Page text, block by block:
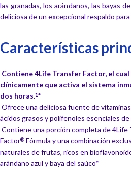
las granadas, los arándanos, las bayas
deliciosa de un excepcional respaldo
Características
Contiene 4Life Transfer Factor, el
clínicamente que activa el sistema
dos horas.1 *
Ofrece una deliciosa fuente de
ácidos grasos y polifenoles esenciales
Contiene una porción completa de 4Life
Factor® Fórmula y una combinación
naturales de frutas, ricos en
arándano azul y baya del saúco*